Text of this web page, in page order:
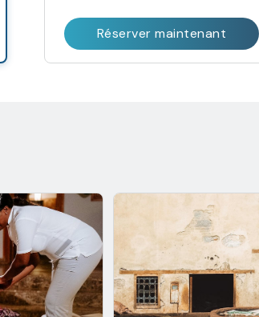
Réserver maintenant